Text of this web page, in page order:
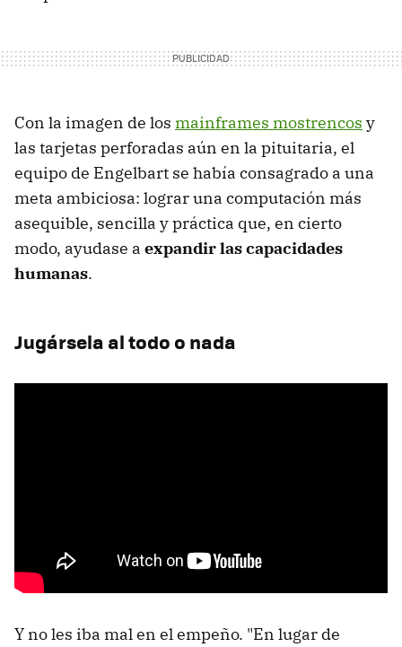
Con la imagen de los mainframes mostrencos y
las tarjetas perforadas aún en la pituitaria, el
equipo de Engelbart se había consagrado a una
meta ambiciosa: lograr una computación más
asequible, sencilla y práctica que, en cierto
modo, ayudase a expandir las capacidades
humanas.
Jugársela al todo o nada
Y no les iba mal en el empeño. "En lugar de